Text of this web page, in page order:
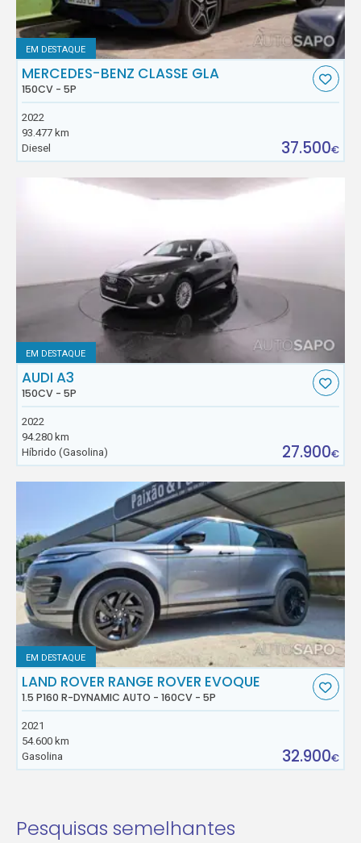
EM DESTAQUE
MERCEDES-BENZ CLASSE GLA
150CV - 5P
2022
93.477 km
Diesel
37.500€
EM DESTAQUE
AUDI A3
150CV - 5P
2022
94.280 km
Híbrido (Gasolina)
27.900€
EM DESTAQUE
LAND ROVER RANGE ROVER EVOQUE
1.5 P160 R-DYNAMIC AUTO - 160CV - 5P
2021
54.600 km
Gasolina
32.900€
Pesquisas semelhantes